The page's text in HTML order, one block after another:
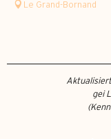
Le Grand-Bornand
gei